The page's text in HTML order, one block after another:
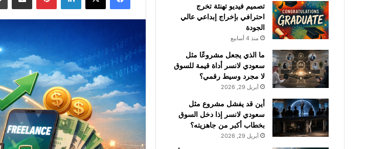
تصميم فيديو تهنئة تخرج
احترافي بإخراج إبداعي عالي
الجودة
منذ 4 أسابيع
ما الذي يجعل مشروعًا مثل
سعودي لانسر أداة قيمة للسوق
لا مجرد وسيط رقمي؟
أبريل 29, 2026
أين قد يفشل مشروع مثل
سعودي لانسر إذا دخل السوق
بخطاب أكبر من جاهزيته؟
أبريل 29, 2026